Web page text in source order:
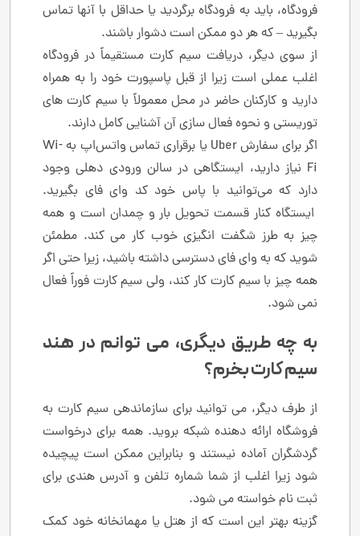
فرودگاه، باید به فرودگاه برگردید یا حداقل با آنها تماس
بگیرید – که هر دو ممکن است دشوار باشند.
از سوی دیگر، دریافت سیم کارت مستقیماً در فرودگاه
اغلب عملی است زیرا از قبل پاسپورت خود را به همراه
دارید و کارکنان حاضر در محل معمولاً با سیم کارت های
توریستی و نحوه فعال سازی آن آشنایی کامل دارند.
اگر برای سفارش Uber یا برقراری تماس واتس‌اپ به Wi-
Fi نیاز دارید، ایستگاهی در سالن ورودی دهلی وجود
دارد که می‌توانید با پاس خود کد وای فای بگیرید.
ایستگاه کنار قسمت تحویل بار و چمدان است و همه
چیز به طرز شگفت انگیزی خوب کار می کند. مطمئن
شوید که به وای فای دسترسی داشته باشید، زیرا حتی اگر
همه چیز با سیم کارت کار کند، ولی سیم کارت فوراً فعال
نمی شود.
به چه طریق دیگری، می توانم در هند
سیم کارت بخرم؟
از طرف دیگر، می توانید برای سازماندهی سیم کارت به
فروشگاه ارائه دهنده شبکه بروید. همه برای درخواست
گردشگران آماده نیستند و بنابراین ممکن است پیچیده
شود زیرا اغلب از شما شماره تلفن و آدرس هندی برای
ثبت نام خواسته می شود.
گزینه بهتر این است که از هتل یا مهمانخانه خود کمک